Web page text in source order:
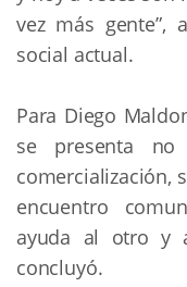
vez más gente”,
social actual.
Para Diego
se presenta
comercialización,
encuentro
ayuda al otro y
concluyó.